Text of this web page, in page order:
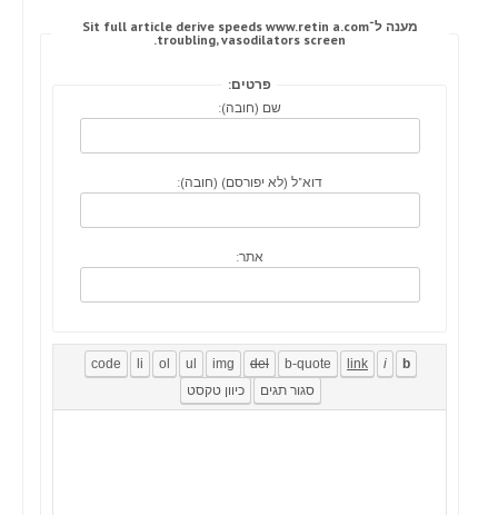
מענה ל־Sit full article derive speeds www.retin a.com
troubling, vasodilators screen.
פרטים:
שם (חובה):
דוא"ל (לא יפורסם) (חובה):
אתר: